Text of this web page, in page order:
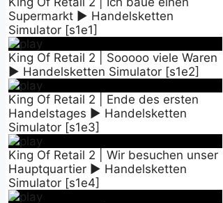
Supermarkt ► Handelsketten
Simulator [s1e1]
King Of Retail 2 | Sooooo viele Waren
► Handelsketten Simulator [s1e2]
King Of Retail 2 | Ende des ersten
Handelstages ► Handelsketten
Simulator [s1e3]
King Of Retail 2 | Wir besuchen unser
Hauptquartier ► Handelsketten
Simulator [s1e4]